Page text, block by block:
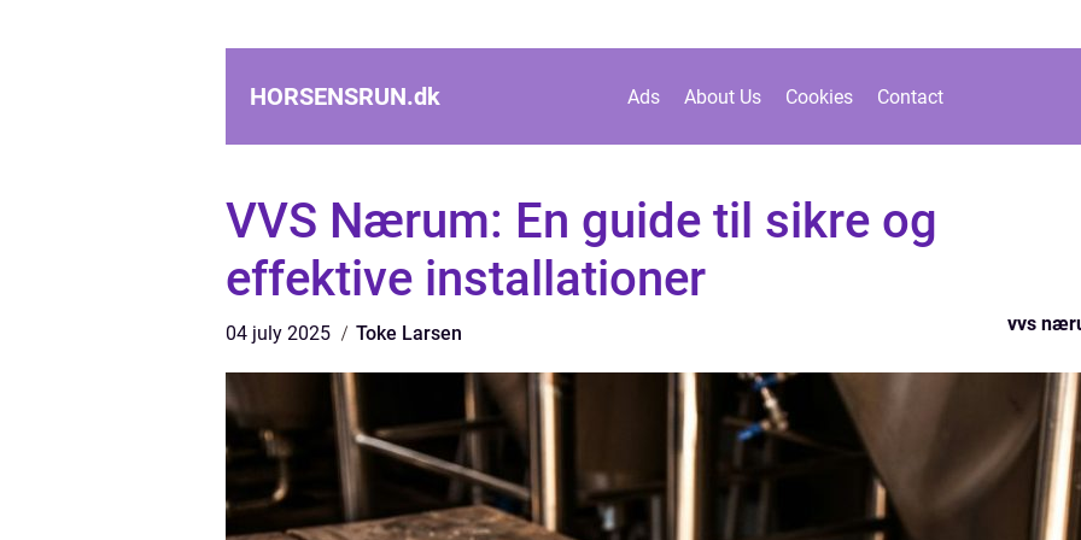
HORSENSRUN.dk Ads About Us Cookies Contact
VVS Nærum: En guide til sikre og
effektive installationer
04 july 2025 Toke Larsen vvs